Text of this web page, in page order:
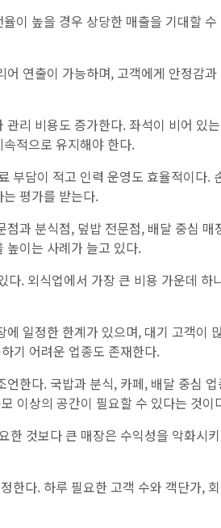
이 높을 경우 상당한 매출을 기대할 수
연출이 가능하며, 고객에게 안정감과
리 비용도 증가한다. 좌석이 비어 있
적으로 유지해야 한다.
부담이 적고 인력 운영도 효율적이다.
평가를 받는다.
과 분식점, 덮밥 전문점, 배달 중심 매
높이는 사례가 늘고 있다.
. 외식업에서 가장 큰 비용 가운데 하
일정한 한계가 있으며, 대기 고객이
기 어려운 업종도 존재한다.
한다. 국밥과 분식, 카페, 배달 중심 업
이상의 공간이 필요할 수 있다는 것이
한 것보다 큰 매장은 수익성을 악화시
한다. 하루 필요한 고객 수와 객단가,